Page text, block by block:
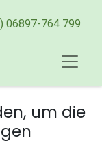
06897-764 799
um die